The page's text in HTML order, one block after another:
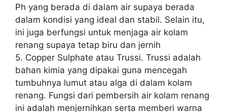
Ph yang berada di dalam air supaya berada
dalam kondisi yang ideal dan stabil. Selain itu,
ini juga berfungsi untuk menjaga air kolam
renang supaya tetap biru dan jernih
5. Copper Sulphate atau Trussi. Trussi adalah
bahan kimia yang dipakai guna mencegah
tumbuhnya lumut atau alga di dalam kolam
renang. Fungsi dari pembersih air kolam renang
ini adalah menjernihkan serta memberi warna